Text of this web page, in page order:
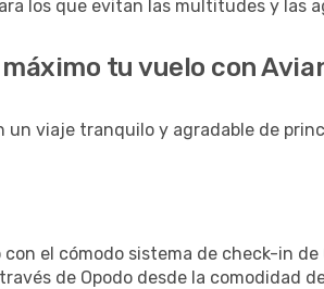
los que evitan las multitudes y las
tu vuelo con
viaje tranquilo y agradable de
el cómodo sistema de check-in
de Opodo desde la comodidad